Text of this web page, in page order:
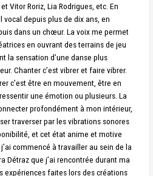
Vitor Roriz, Lia Rodrigues, etc. En
vocal depuis plus de dix ans, en
dans un chœur. La voix me permet
en ouvrant des terrains de jeu
la sensation d’une danse plus
Chanter c’est vibrer et faire vibrer.
c’est être en mouvement, être en
une émotion ou plusieurs. La
profondément à mon intérieur,
traverser par les vibrations sonores
et cet état anime et motive
commencé à travailler au sein de la
Détraz que j’ai rencontrée durant ma
expériences faites lors des créations